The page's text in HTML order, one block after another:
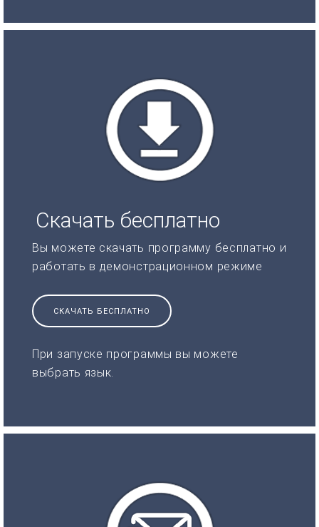
Скачать бесплатно
Вы можете скачать программу бесплатно и
работать в демонстрационном режиме
СКАЧАТЬ БЕСПЛАТНО
При запуске программы вы можете
выбрать язык.